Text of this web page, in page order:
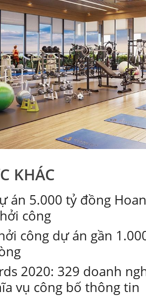
KHÁC
án 5.000 tỷ đồng
công
công dự án gần
2020: 329 doanh
vụ công bố thông tin